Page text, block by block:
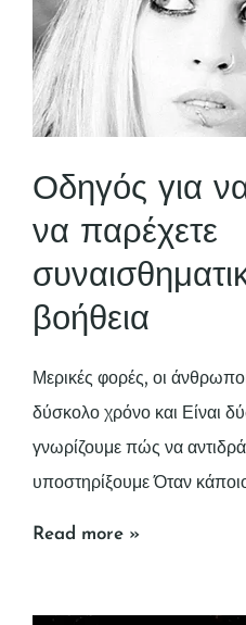
Οδηγός για
να παρέχετε
βοήθεια
Μερικές φορές, οι
δύσκολο χρόνο και Είναι
γνωρίζουμε πώς να
υποστηρίξουμε Όταν
Read more »